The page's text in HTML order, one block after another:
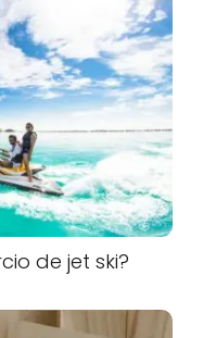
de jet ski?